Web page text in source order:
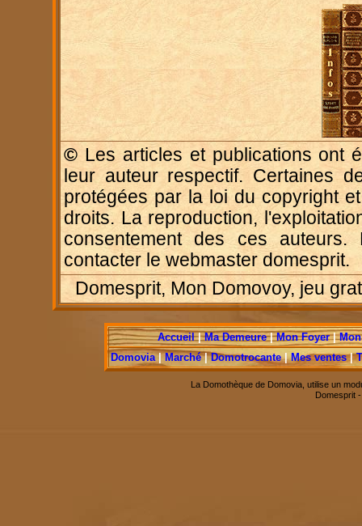
© Les articles et publications ont
leur auteur respectif. Certaines
protégées par la loi du copyright
droits. La reproduction,
consentement des ces auteurs.
contacter le webmaster domesprit.
Domesprit, Mon Domovoy, jeu
Accueil|Ma Demeure|Mon Foyer|
Domovia|Marché|Domotrocante|Mes ventes|
La Domothèque de Domovia, utilise un
Domesprit